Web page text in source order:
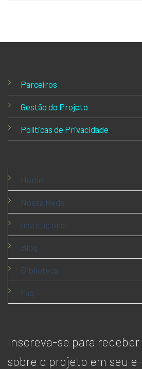
Parceiros
Gestão do Projeto
Políticas de Privacidade
Home
Nossa Rede
Institucional
Blog
Biblioteca
Faq
Inscreva-se para
sobre o projeto em seu